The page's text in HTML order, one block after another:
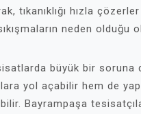
tıkanıklığı hızla
neden olduğu
büyük bir soruna
yol açabilir hem de
Bayrampaşa